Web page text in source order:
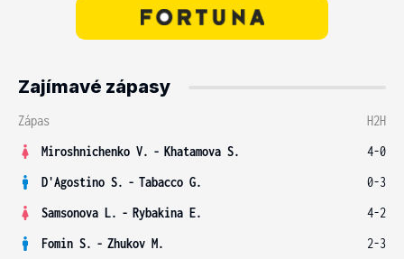
Zajímavé zápasy
Zápas
H2H
Miroshnichenko V. - Khatamova S.
4-0
D'Agostino S. - Tabacco G.
0-3
Samsonova L. - Rybakina E.
4-2
Fomin S. - Zhukov M.
2-3